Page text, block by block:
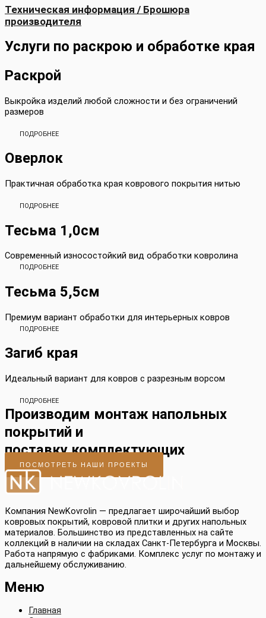
Техническая информация / Брошюра
производителя
Услуги по раскрою и обработке края
Раскрой
Выкройка изделий любой сложности и без ограничений
размеров
ПОДРОБНЕЕ
Оверлок
Практичная обработка края коврового покрытия нитью
ПОДРОБНЕЕ
Тесьма 1,0см
Современный износостойкий вид обработки ковролина
ПОДРОБНЕЕ
Тесьма 5,5см
Премиум вариант обработки для интерьерных ковров
ПОДРОБНЕЕ
Загиб края
Идеальный вариант для ковров с разрезным ворсом
ПОДРОБНЕЕ
Производим монтаж напольных
покрытий и
поставку комплектующих
ПОСМОТРЕТЬ НАШИ ПРОЕКТЫ
Компания NewKovrolin — предлагает широчайший выбор
ковровых покрытий, ковровой плитки и других напольных
материалов. Большинство из представленных на сайте
коллекций в наличии на складах Санкт-Петербурга и Москвы.
Работа напрямую с фабриками. Комплекс услуг по монтажу и
дальнейшему обслуживанию.
Меню
Главная